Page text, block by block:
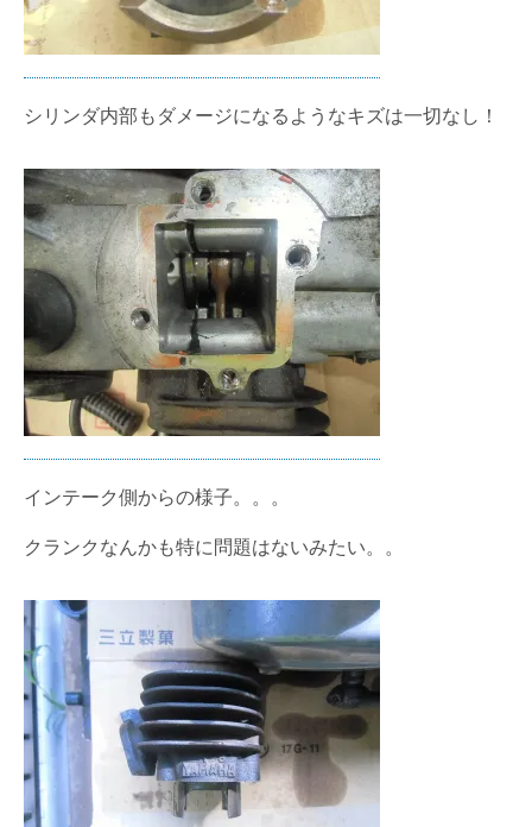
シリンダ内部もダメージになるようなキズは一切なし！
インテーク側からの様子。。。
クランクなんかも特に問題はないみたい。。